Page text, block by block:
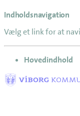
Indholdsnavigation
Vælg et link for at
gå til
Hovedindhold